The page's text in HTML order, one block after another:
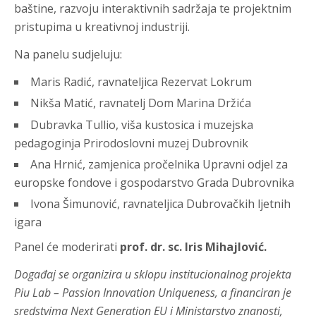
baštine, razvoju interaktivnih sadržaja te projektnim
pristupima u kreativnoj industriji.
Na panelu sudjeluju:
Maris Radić, ravnateljica Rezervat Lokrum
Nikša Matić, ravnatelj Dom Marina Držića
Dubravka Tullio, viša kustosica i muzejska
pedagoginja Prirodoslovni muzej Dubrovnik
Ana Hrnić, zamjenica pročelnika Upravni odjel za
europske fondove i gospodarstvo Grada Dubrovnika
Ivona Šimunović, ravnateljica Dubrovačkih ljetnih
igara
Panel će moderirati prof. dr. sc. Iris Mihajlović.
Događaj se organizira u sklopu institucionalnog projekta
Piu Lab – Passion Innovation Uniqueness, a financiran je
sredstvima Next Generation EU i Ministarstvo znanosti,